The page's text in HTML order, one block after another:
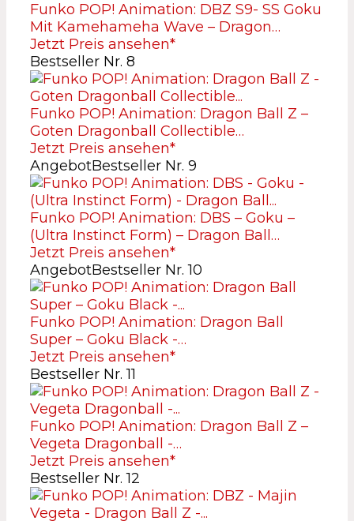
Funko POP! Animation: DBZ S9- SS Goku
Mit Kamehameha Wave – Dragon…
Jetzt Preis ansehen*
Bestseller Nr. 8
Funko POP! Animation: Dragon Ball Z –
Goten Dragonball Collectible…
Jetzt Preis ansehen*
AngebotBestseller Nr. 9
Funko POP! Animation: DBS – Goku –
(Ultra Instinct Form) – Dragon Ball…
Jetzt Preis ansehen*
AngebotBestseller Nr. 10
Funko POP! Animation: Dragon Ball
Super – Goku Black -…
Jetzt Preis ansehen*
Bestseller Nr. 11
Funko POP! Animation: Dragon Ball Z –
Vegeta Dragonball -…
Jetzt Preis ansehen*
Bestseller Nr. 12